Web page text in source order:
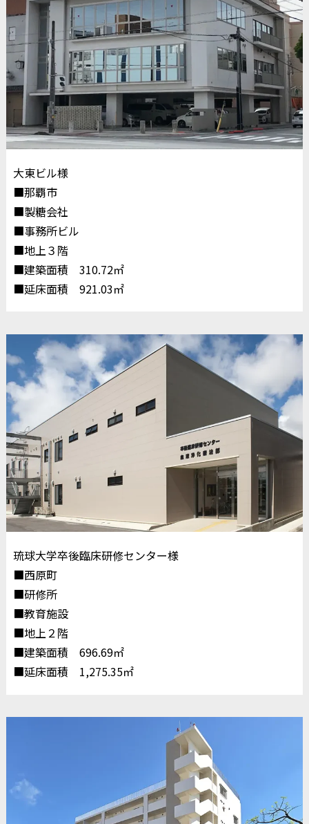
大東ビル様
■那覇市
■製糖会社
■事務所ビル
■地上３階
■建築面積 310.72㎡
■延床面積 921.03㎡
琉球大学卒後臨床研修センター様
■西原町
■研修所
■教育施設
■地上２階
■建築面積 696.69㎡
■延床面積 1,275.35㎡